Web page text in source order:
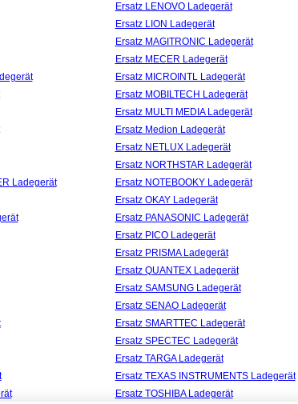
Ersatz LENOVO Ladegerät
Ersatz LION Ladegerät
Ersatz MAGITRONIC Ladegerät
Ersatz MECER Ladegerät
Ersatz MICROINTL Ladegerät
Ersatz MOBILTECH Ladegerät
Ersatz MULTI MEDIA Ladegerät
Ersatz Medion Ladegerät
Ersatz NETLUX Ladegerät
Ersatz NORTHSTAR Ladegerät
Ladegerät
Ersatz NOTEBOOKY Ladegerät
Ersatz OKAY Ladegerät
Ersatz PANASONIC Ladegerät
Ersatz PICO Ladegerät
Ersatz PRISMA Ladegerät
Ersatz QUANTEX Ladegerät
Ersatz SAMSUNG Ladegerät
Ersatz SENAO Ladegerät
Ersatz SMARTTEC Ladegerät
Ersatz SPECTEC Ladegerät
Ersatz TARGA Ladegerät
Ersatz TEXAS INSTRUMENTS Ladegerät
Ersatz TOSHIBA Ladegerät